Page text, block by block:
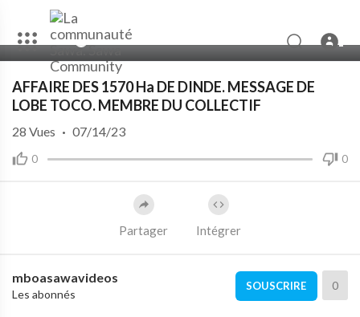
00:00 06:03
AFFAIRE DES 1570 Ha DE DINDE. MESSAGE DE
LOBE TOCO. MEMBRE DU COLLECTIF
0 0
28 Vues · 07/14/23
Partager Intégrer
mboasawavideos
Les abonnés
SOUSCRIRE 0